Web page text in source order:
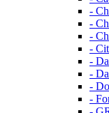
-
-
-
-
-
-
-
-